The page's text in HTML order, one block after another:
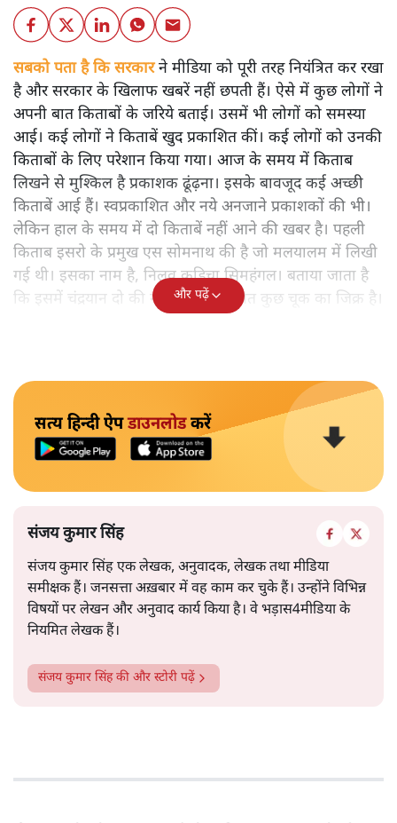
सबको पता है कि सरकारने मीडिया को पूरी तरह नियंत्रित कर रखा
है और सरकार के खिलाफ खबरें नहीं छपती हैं। ऐसे में कुछ लोगों ने
अपनी बात किताबों के जरिये बताई। उसमें भी लोगों को समस्या
आई। कई लोगों ने किताबें खुद प्रकाशित कीं। कई लोगों को उनकी
किताबों के लिए परेशान किया गया। आज के समय में किताब
लिखने से मुश्किल है प्रकाशक ढूंढ़ना। इसके बावजूद कई अच्छी
किताबें आई हैं। स्वप्रकाशित और नये अनजाने प्रकाशकों की भी।
लेकिन हाल के समय में दो किताबें नहीं आने की खबर है। पहली
किताब इसरो के प्रमुख एस सोमनाथ की है जो मलयालम में लिखी
गई थी। इसका नाम है, निलवु कुडिचा सिमहंगल। बताया जाता है
कि इसमें चंद्रयान दो की नाकामी से संबंधित कुछ चूक का जिक्र है।
और पढ़ें
सत्य हिन्दी ऐपडाउनलोडकरें
संजय कुमार सिंह
संजय कुमार सिंह एक लेखक, अनुवादक, लेखक तथा मीडिया
समीक्षक हैं। जनसत्ता अख़बार में वह काम कर चुके हैं। उन्होंने विभिन्न
विषयों पर लेखन और अनुवाद कार्य किया है। वे भड़ास4मीडिया के
नियमित लेखक हैं।
संजय कुमार सिंहकी और स्टोरी पढ़ें